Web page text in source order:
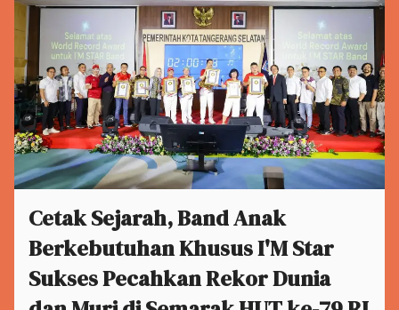
Cetak Sejarah, Band Anak
Berkebutuhan Khusus I'M Star
Sukses Pecahkan Rekor Dunia